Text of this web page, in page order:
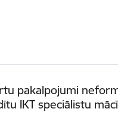
pakalpojumi
IKT speciālistu